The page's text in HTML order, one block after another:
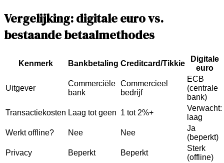
Vergelijking: digitale euro vs.
bestaande betaalmethodes
Kenmerk Bankbetaling Creditcard/Tikkie
Digitale
euro
Uitgever
Commerciële
bank
Commercieel
bedrijf
ECB
(centrale
bank)
Transactiekosten Laag tot geen 1 tot 2%+
Verwacht:
laag
Werkt offline?
Nee Nee
Ja
(beperkt)
Privacy
Beperkt Beperkt
Sterk
(offline)